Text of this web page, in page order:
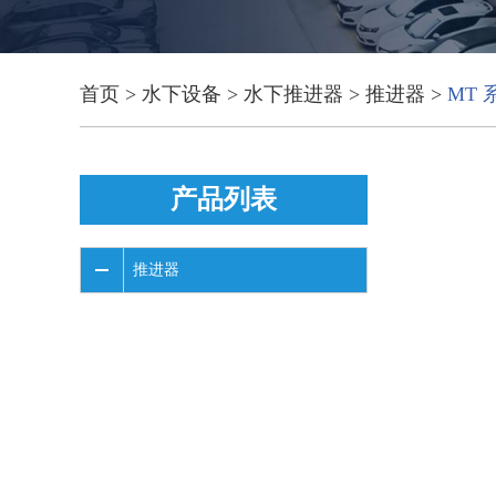
首页 > 水下设备 > 水下推进器 > 推进器 > MT
产品列表
推进器